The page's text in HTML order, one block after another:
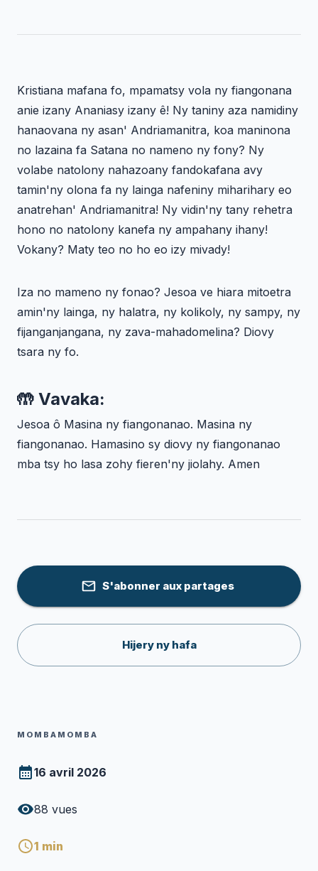
Kristiana mafana fo, mpamatsy vola ny fiangonana
anie izany Ananiasy izany ê! Ny taniny aza namidiny
hanaovana ny asan' Andriamanitra, koa maninona
no lazaina fa Satana no nameno ny fony? Ny
volabe natolony nahazoany fandokafana avy
tamin'ny olona fa ny lainga nafeniny miharihary eo
anatrehan' Andriamanitra! Ny vidin'ny tany rehetra
hono no natolony kanefa ny ampahany ihany!
Vokany? Maty teo no ho eo izy mivady!
Iza no mameno ny fonao? Jesoa ve hiara mitoetra
amin'ny lainga, ny halatra, ny kolikoly, ny sampy, ny
fijanganjangana, ny zava-mahadomelina? Diovy
tsara ny fo.
🤲 Vavaka:
Jesoa ô Masina ny fiangonanao. Masina ny
fiangonanao. Hamasino sy diovy ny fiangonanao
mba tsy ho lasa zohy fieren'ny jiolahy. Amen
S'abonner aux partages
Hijery ny hafa
MOMBAMOMBA
16 avril 2026
88 vues
1 min